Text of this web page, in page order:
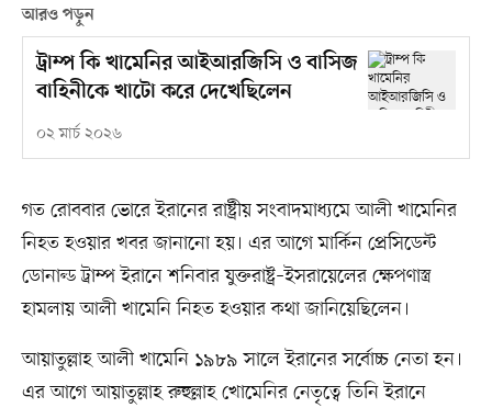
আরও পড়ুন
ট্রাম্প কি খামেনির আইআরজিসি ও বাসিজ
বাহিনীকে খাটো করে দেখেছিলেন
০২ মার্চ ২০২৬
গত রোববার ভোরে ইরানের রাষ্ট্রীয় সংবাদমাধ্যমে আলী খামেনির
নিহত হওয়ার খবর জানানো হয়। এর আগে মার্কিন প্রেসিডেন্ট
ডোনাল্ড ট্রাম্প ইরানে শনিবার যুক্তরাষ্ট্র–ইসরায়েলের ক্ষেপণাস্ত্র
হামলায় আলী খামেনি নিহত হওয়ার কথা জানিয়েছিলেন।
আয়াতুল্লাহ আলী খামেনি ১৯৮৯ সালে ইরানের সর্বোচ্চ নেতা হন।
এর আগে আয়াতুল্লাহ রুহুল্লাহ খোমেনির নেতৃত্বে তিনি ইরানে